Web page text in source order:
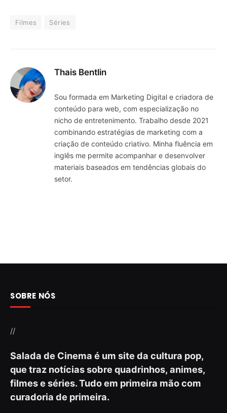
Filmes Séries
Thais Bentlin
Sou formada em Marketing Digital e criadora de
conteúdo para web, com especialização no
nicho de entretenimento. Trabalho desde 2021
combinando estratégias de marketing com a
criação de conteúdo criativo. Minha fluência em
inglês me permite acompanhar e desenvolver
materiais baseados em tendências globais do
setor.
SOBRE NÓS
//
Salada de Cinema é um site da cultura pop,
que traz notícias sobre quadrinhos, animes,
filmes e séries. Tudo em primeira mão com
curadoria de primeira.